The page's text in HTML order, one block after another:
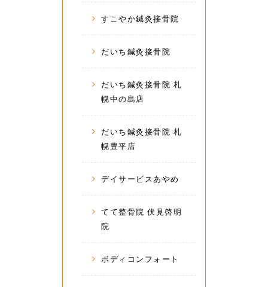
すこやか鍼灸接骨院
だいち鍼灸接骨院
だいち鍼灸接骨院 札
幌中の島店
だいち鍼灸接骨院 札
幌豊平店
デイサービスあやめ
てて整骨院 伏見啓明
院
ボディコンフォート